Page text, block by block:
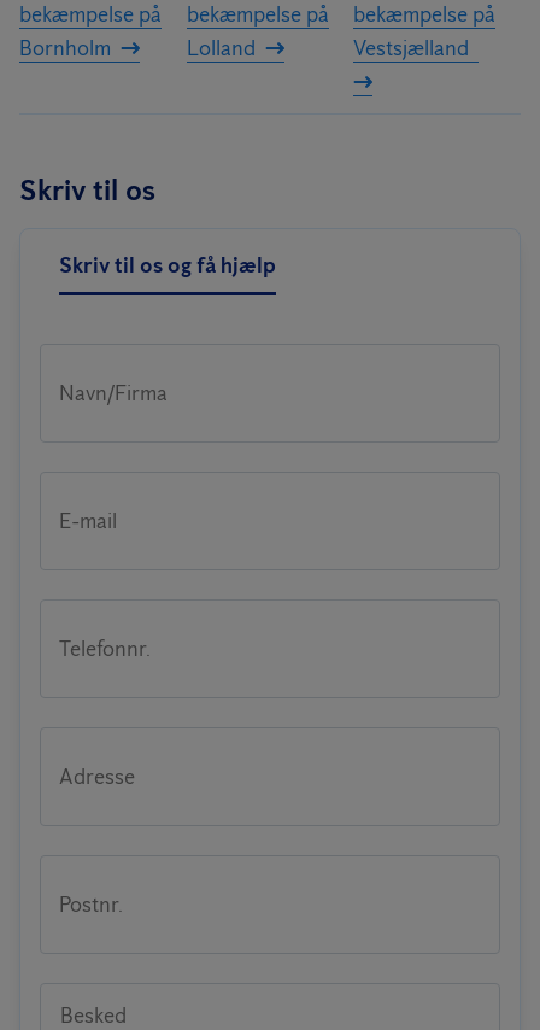
bekæmpelse på
Bornholm
bekæmpelse på
Lolland
bekæmpelse på
Vestsjælland
Skriv til os
Skriv til os og få hjælp
Navn/Firma
E-mail
Telefonnr.
Adresse
Postnr.
Besked